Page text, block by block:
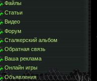
Файлы
Статьи
Видео
Форум
Сталкерский альбом
Обратная связь
Ваша реклама
Онлайн игры
Объявления